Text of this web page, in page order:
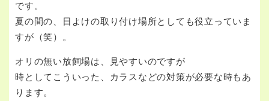
です。
夏の間の、日よけの取り付け場所としても役立っていま
すが（笑）。
オリの無い放飼場は、見やすいのですが
時としてこういった、カラスなどの対策が必要な時もあ
ります。